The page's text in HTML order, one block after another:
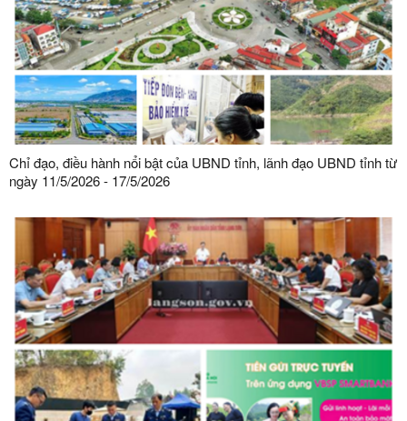
Chỉ đạo, điều hành nổi bật của UBND tỉnh, lãnh đạo UBND tỉnh từ
ngày 11/5/2026 - 17/5/2026